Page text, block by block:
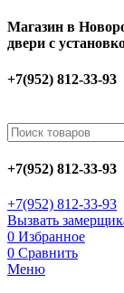
Магазин в
двери с
+7(952) 812-33-93
+7(952) 812-33-93
+7(952) 812-33-93
Вызвать
0 Избранное
0 Сравнить
Меню